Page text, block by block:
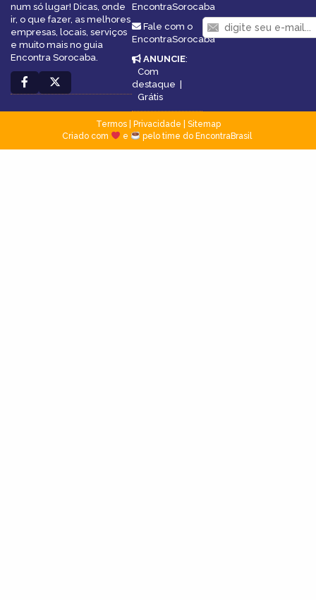
num só lugar! Dicas, onde
ir, o que fazer, as melhores
empresas, locais, serviços
e muito mais no guia
Encontra Sorocaba.
EncontraSorocaba
Fale com o
EncontraSorocaba
ANUNCIE:
Com
destaque |
Grátis
Termos| Privacidade
Sitemap
Criado com
e pelo time do EncontraBrasil